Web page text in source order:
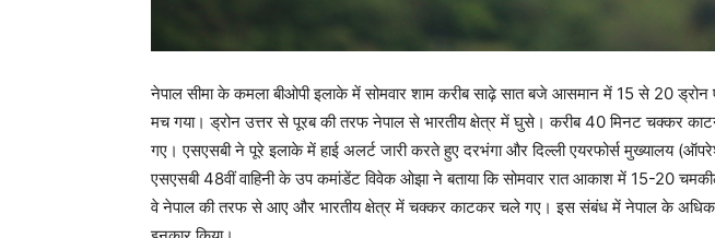
नेपाल सीमा के कमला बीओपी इलाके में सोमवार शाम करीब साढ़े सात बजे आसमान में 15 से 20
मच गया। ड्रोन उत्तर से पूरब की तरफ नेपाल से भारतीय क्षेत्र में घुसे। करीब 40 मिनट चक्कर
गए। एसएसबी ने पूरे इलाके में हाई अलर्ट जारी करते हुए दरभंगा और दिल्ली एयरफोर्स मुख्यालय
एसएसबी 48वीं वाहिनी के उप कमांडेंट विवेक ओझा ने बताया कि सोमवार रात आकाश में 15-20
वे नेपाल की तरफ से आए और भारतीय क्षेत्र में चक्कर काटकर चले गए। इस संबंध में नेपाल के